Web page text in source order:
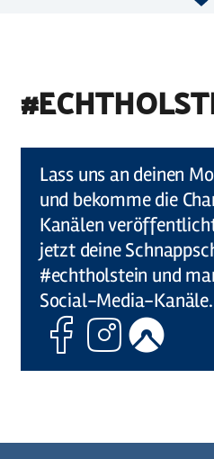
Lass uns an deinen
und bekomme die
Kanälen
jetzt deine
#echtholstein und
Social-Media-Kanäle.
FacebookInstagram
Komoot